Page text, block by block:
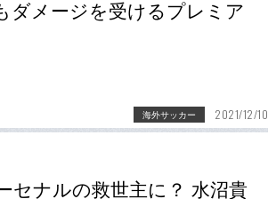
ダメージを受けるプレミア
海外サッカー 2021/12/10
セナルの救世主に？ 水沼貴